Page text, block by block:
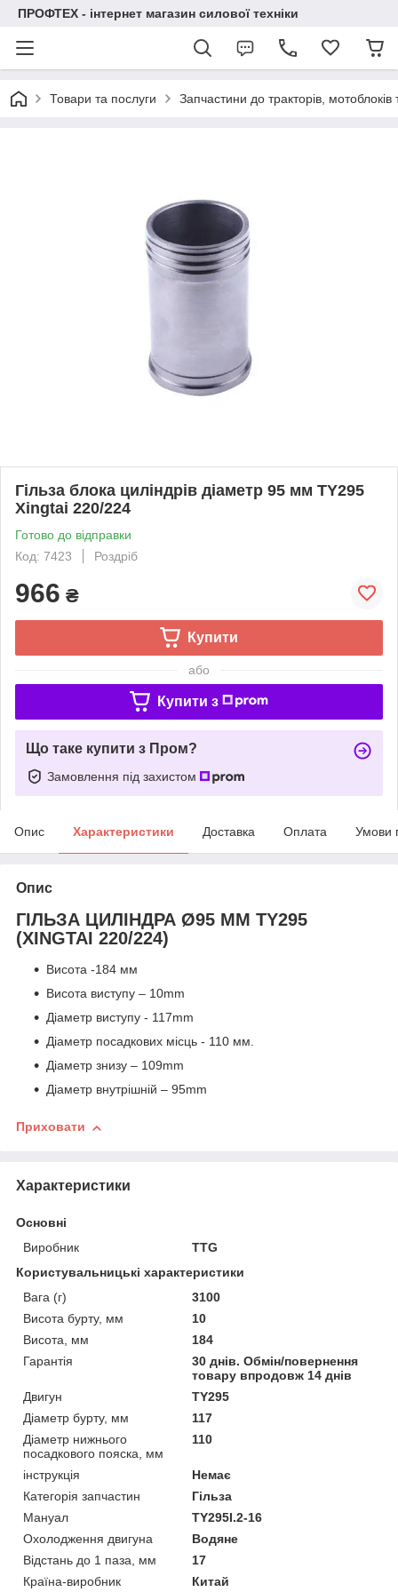
ПРОФТЕХ - інтернет магазин силової техніки
Товари та послуги Запчастини до тракторів,
Гільза блока циліндрів діаметр 95 мм TY295
Xingtai 220/224
Готово до відправки
Код: 7423
Роздріб
966 ₴
Купити
або
Купити з
Що таке купити з Пром?
Замовлення під захистом
Опис Характеристики Доставка Оплата Умови
Опис
ГІЛЬЗА ЦИЛІНДРА Ø95 MM TY295
(XINGTAI 220/224)
Висота -184 мм
Висота виступу – 10mm
Діаметр виступу - 117mm
Діаметр посадкових місць - 110 мм.
Діаметр знизу – 109mm
Діаметр внутрішній – 95mm
Приховати
Характеристики
Основні
Виробник
TTG
Користувальницькі характеристики
Вага (г)
3100
Висота бурту, мм
10
Висота, мм
184
Гарантія
30 днів. Обмін/повернення
товару впродовж 14 днів
Двигун
TY295
Діаметр бурту, мм
117
Діаметр нижнього
посадкового пояска, мм
110
інструкція
Немає
Категорія запчастин
Гільза
Мануал
TY295I.2-16
Охолодження двигуна
Водяне
Відстань до 1 паза, мм
17
Країна-виробник
Китай